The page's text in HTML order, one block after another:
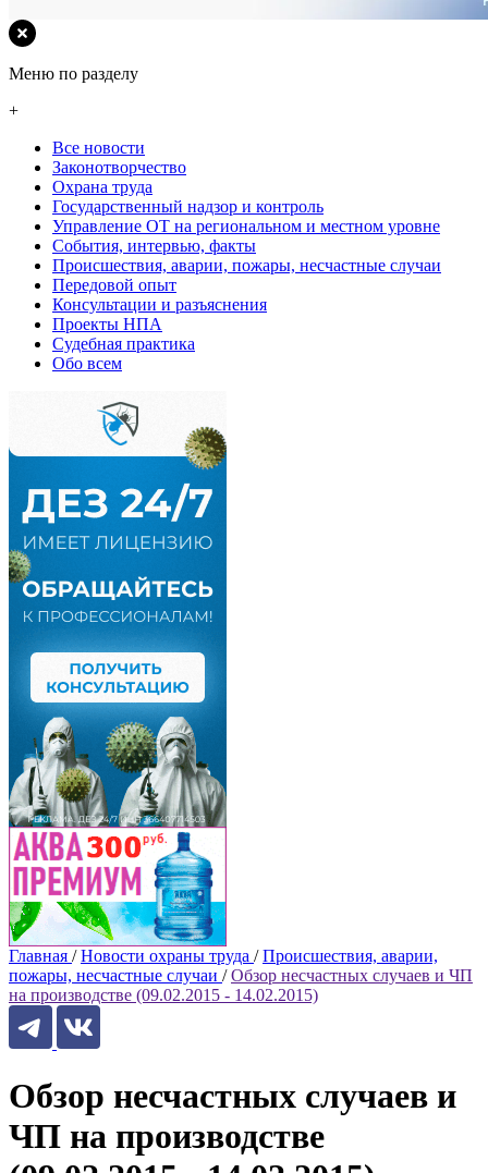
Меню по разделу
+
Все новости
Законотворчество
Охрана труда
Государственный надзор и контроль
Управление ОТ на региональном и местном уровне
События, интервью, факты
Происшествия, аварии, пожары, несчастные случаи
Передовой опыт
Консультации и разъяснения
Проекты НПА
Судебная практика
Обо всем
Главная / Новости охраны труда / Происшествия, аварии,
пожары, несчастные случаи / Обзор несчастных случаев и ЧП
на производстве (09.02.2015 - 14.02.2015)
Обзор несчастных случаев и
ЧП на производстве